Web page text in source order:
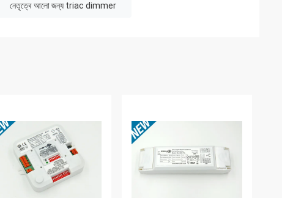
নেতৃত্বে আলো জন্য triac dimmer